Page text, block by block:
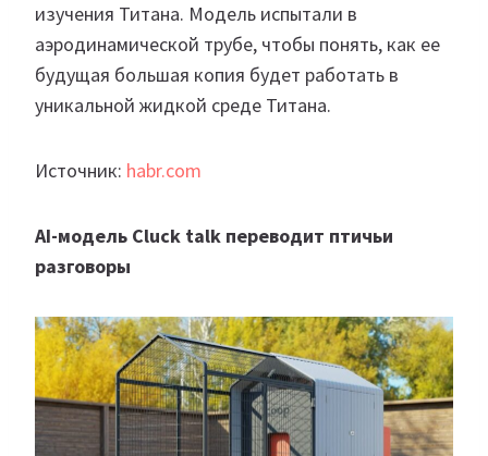
изучения Титана. Модель испытали в
аэродинамической трубе, чтобы понять, как ее
будущая большая копия будет работать в
уникальной жидкой среде Титана.
Источник: habr.com
AI-модель Cluck talk переводит птичьи
разговоры